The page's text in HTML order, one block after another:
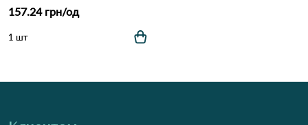
157.24 грн/од
1 шт